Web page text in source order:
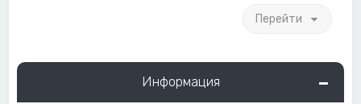
Перейти
Информация